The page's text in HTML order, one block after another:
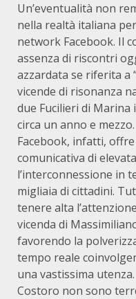
Un’eventualità non
nella realtà italiana
network Facebook. Il
assenza di riscontri
azzardata se riferita a
vicende di risonanza
due Fucilieri di Marina
circa un anno e mezzo.
Facebook, infatti,
comunicativa di
l’interconnessione in
migliaia di cittadini.
tenere alta
vicenda di
favorendo la
tempo reale
una vastissima utenza.
Costoro non sono